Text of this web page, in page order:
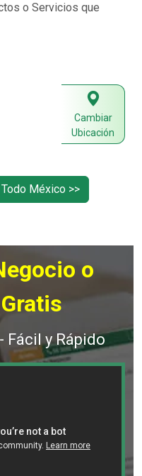
o Servicios que
Cambiar
Ubicación
México >>
o
Fácil y Rápido